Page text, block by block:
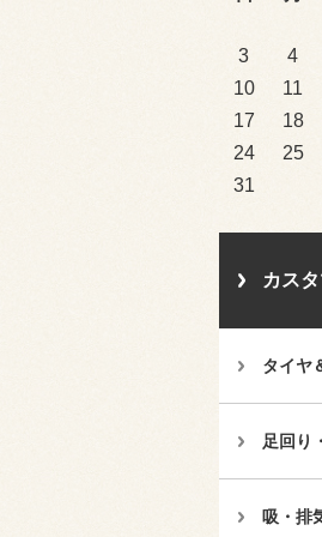
3
4
10
11
17
18
24
25
31
カス
タイヤ
足回り
吸・排